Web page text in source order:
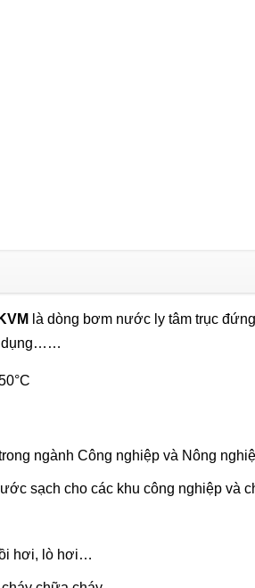
là dòng bơm nước ly tâm trục
dụng……
ngành Công nghiệp và Nông
sạch cho các khu công nghiệp và
hơi, lò hơi…